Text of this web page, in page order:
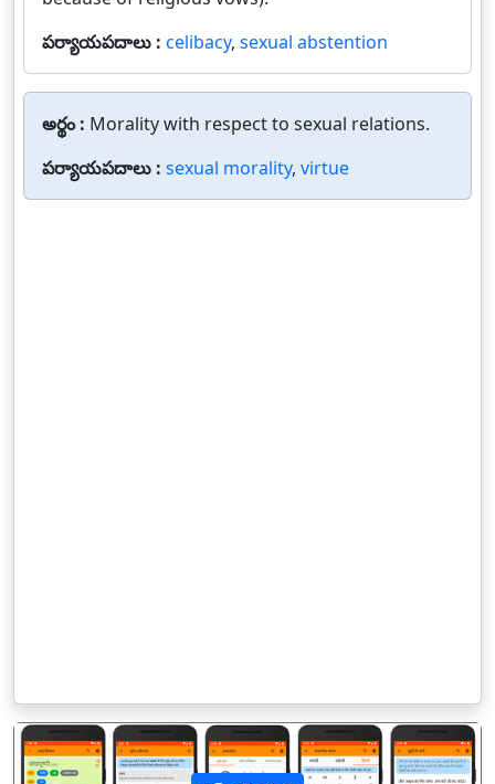
పర్యాయపదాలు : celibacy, sexual abstention
అర్థం : Morality with respect to sexual relations.
పర్యాయపదాలు : sexual morality, virtue